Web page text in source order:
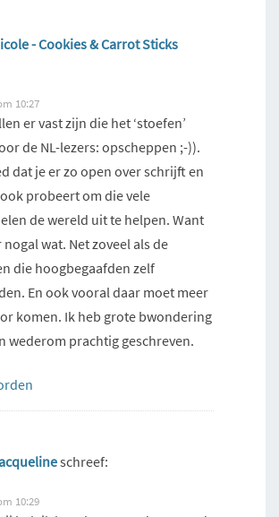
- Cookies & Carrot Sticks
10:27
er vast zijn die het ‘stoefen’
de NL-lezers: opscheppen ;-)).
dat je er zo open over schrijft en
probeert om die vele
de wereld uit te helpen. Want
wat. Net zoveel als de
die hoogbegaafden zelf
En ook vooral daar moet meer
komen. Ik heb grote bwondering
wederom prachtig geschreven.
schreef:
10:29